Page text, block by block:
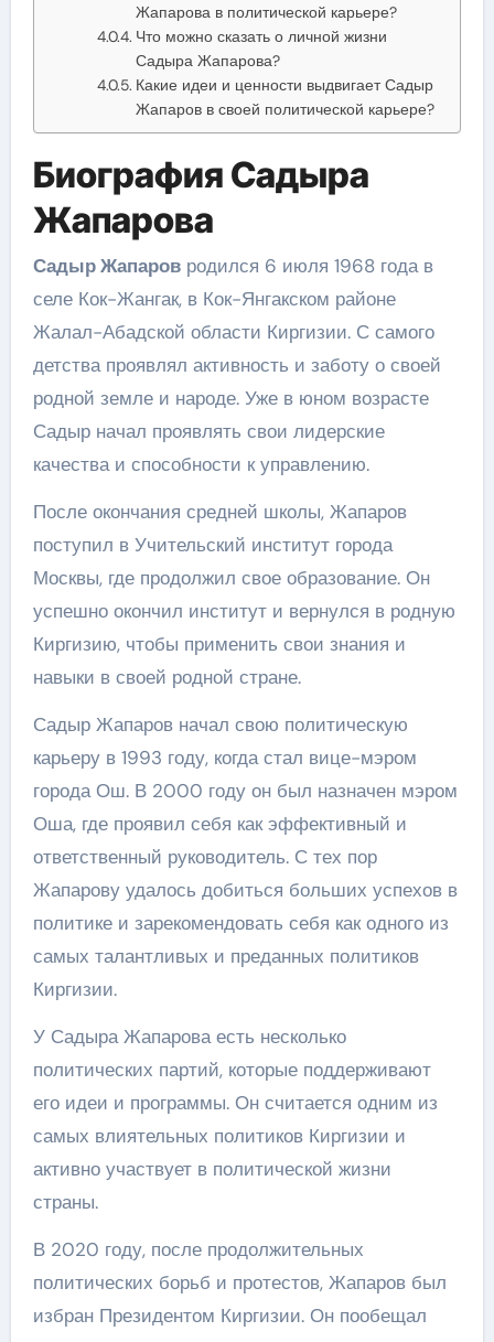
Жапарова в политической карьере?
Что можно сказать о личной жизни
Садыра Жапарова?
Какие идеи и ценности выдвигает Садыр
Жапаров в своей политической карьере?
Биография Садыра
Жапарова
Садыр Жапаровродился 6 июля 1968 года в
селе Кок-Жангак, в Кок-Янгакском районе
Жалал-Абадской области Киргизии. С самого
детства проявлял активность и заботу о своей
родной земле и народе. Уже в юном возрасте
Садыр начал проявлять свои лидерские
качества и способности к управлению.
После окончания средней школы, Жапаров
поступил в Учительский институт города
Москвы, где продолжил свое образование. Он
успешно окончил институт и вернулся в родную
Киргизию, чтобы применить свои знания и
навыки в своей родной стране.
Садыр Жапаров начал свою политическую
карьеру в 1993 году, когда стал вице-мэром
города Ош. В 2000 году он был назначен мэром
Оша, где проявил себя как эффективный и
ответственный руководитель. С тех пор
Жапарову удалось добиться больших успехов в
политике и зарекомендовать себя как одного из
самых талантливых и преданных политиков
Киргизии.
У Садыра Жапарова есть несколько
политических партий, которые поддерживают
его идеи и программы. Он считается одним из
самых влиятельных политиков Киргизии и
активно участвует в политической жизни
страны.
В 2020 году, после продолжительных
политических борьб и протестов, Жапаров был
избран Президентом Киргизии. Он пообещал